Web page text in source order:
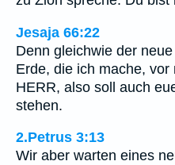
Jesaja 66:22
Denn gleichwie der
Erde, die ich mache,
HERR, also soll auch
stehen.
2.Petrus 3:13
Wir aber warten eines